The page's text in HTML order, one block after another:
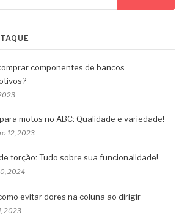
componentes de bancos
motos no ABC: Qualidade e variedade!
12, 2023
torção: Tudo sobre sua funcionalidade!
2024
evitar dores na coluna ao dirigir
2023